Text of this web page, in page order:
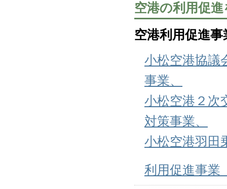
空港の利用促
空港利用促進事
小松空港協議
事業、
小松空港２次
対策事業、
小松空港羽田
利用促進事業